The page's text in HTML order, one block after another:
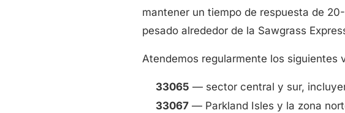
mantener un tiempo de respuesta de
pesado alrededor de la Sawgrass
Atendemos regularmente los siguientes
33065 — sector central y sur,
33067 — Parkland Isles y la zona